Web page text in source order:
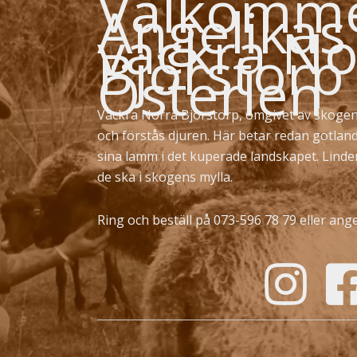
vackra
Björstorp
Österlen
Vackra Norra Björstorp, omgivet av
och förstås djuren. Här betar redan
sina lamm i det kuperade landskapet.
de ska i skogens mylla.
Ring och beställ på 073-596 78 79 eller